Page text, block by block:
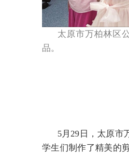
太原市万柏林区
品。
5月29日，太原市
学生们制作了精美的